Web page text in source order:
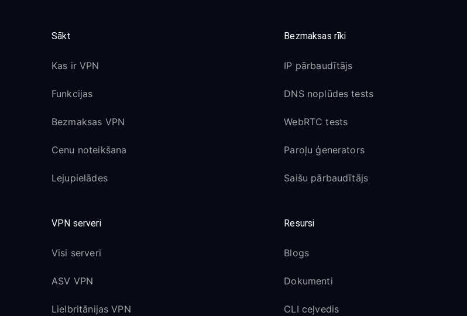
Sākt
Kas ir VPN
Funkcijas
Bezmaksas VPN
Cenu noteikšana
Lejupielādes
Bezmaksas rīki
IP pārbaudītājs
DNS noplūdes tests
WebRTC tests
Paroļu ģenerators
Saišu pārbaudītājs
VPN serveri
Visi serveri
ASV VPN
Lielbritānijas VPN
Resursi
Blogs
Dokumenti
CLI ceļvedis